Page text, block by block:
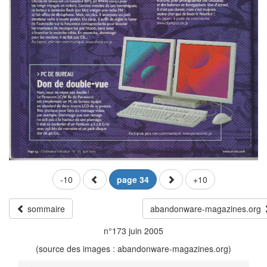
-10 page 34 +10
sommaire
abandonware-magazines.org
n°173 juin 2005
(source des images : abandonware-magazines.org)